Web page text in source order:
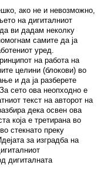
ако не и невозможно,
на дигиталниот
ви дадам неколку
самите да ја
уред.
на работа на
целини (блокови) во
и да ја разберете
сето ова неопходно е
текст на авторот на
дека освен ова
која е третирана во
стекнато преку
за изградба на
дигиталната